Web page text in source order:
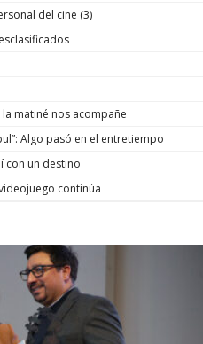
del cine (3)
la matiné nos acompañe
Algo pasó en el entretiempo
con un destino
continúa